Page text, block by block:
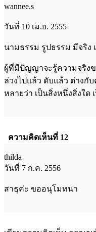
wannee.s
วันที่ 10 เม.ย. 2555
นามธรรม รูปธรรม มีจริง
ผู้ที่มีปัญญาจะรู้ความจริง
ล่วงไปแล้ว ดับแล้ว ต่าง
หลายว่า เป็นสิ่งหนึ่งสิ่งใด
ความคิดเห็นที่ 12
thilda
วันที่ 7 ก.ค. 2556
สาธุค่ะ ขออนุโมทนา